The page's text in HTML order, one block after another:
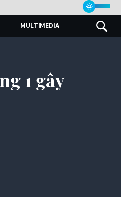
MULTIMEDIA
1 gây